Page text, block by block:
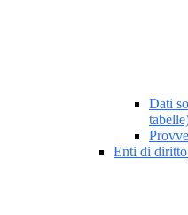
Dati
Enti di